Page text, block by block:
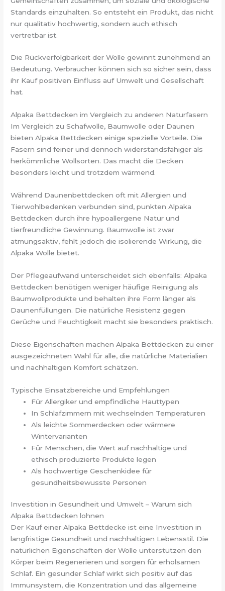
Standards einzuhalten. So entsteht ein Produkt, das nicht
nur qualitativ hochwertig, sondern auch ethisch
vertretbar ist.
Die Rückverfolgbarkeit der Wolle gewinnt zunehmend an
Bedeutung. Verbraucher können sich so sicher sein, dass
ihr Kauf positiven Einfluss auf Umwelt und Gesellschaft
hat.
Alpaka Bettdecken im Vergleich zu anderen Naturfasern
Im Vergleich zu Schafwolle, Baumwolle oder Daunen
bieten Alpaka Bettdecken einige spezielle Vorteile. Die
Fasern sind feiner und dennoch widerstandsfähiger als
herkömmliche Wollsorten. Das macht die Decken
besonders leicht und trotzdem wärmend.
Während Daunenbettdecken oft mit Allergien und
Tierwohlbedenken verbunden sind, punkten Alpaka
Bettdecken durch ihre hypoallergene Natur und
tierfreundliche Gewinnung. Baumwolle ist zwar
atmungsaktiv, fehlt jedoch die isolierende Wirkung, die
Alpaka Wolle bietet.
Der Pflegeaufwand unterscheidet sich ebenfalls: Alpaka
Bettdecken benötigen weniger häufige Reinigung als
Baumwollprodukte und behalten ihre Form länger als
Daunenfüllungen. Die natürliche Resistenz gegen
Gerüche und Feuchtigkeit macht sie besonders praktisch.
Diese Eigenschaften machen Alpaka Bettdecken zu einer
ausgezeichneten Wahl für alle, die natürliche Materialien
und nachhaltigen Komfort schätzen.
Typische Einsatzbereiche und Empfehlungen
Für Allergiker und empfindliche Hauttypen
In Schlafzimmern mit wechselnden Temperaturen
Als leichte Sommerdecken oder wärmere
Wintervarianten
Für Menschen, die Wert auf nachhaltige und
ethisch produzierte Produkte legen
Als hochwertige Geschenkidee für
gesundheitsbewusste Personen
Investition in Gesundheit und Umwelt – Warum sich
Alpaka Bettdecken lohnen
Der Kauf einer Alpaka Bettdecke ist eine Investition in
langfristige Gesundheit und nachhaltigen Lebensstil. Die
natürlichen Eigenschaften der Wolle unterstützen den
Körper beim Regenerieren und sorgen für erholsamen
Schlaf. Ein gesunder Schlaf wirkt sich positiv auf das
Immunsystem, die Konzentration und das allgemeine